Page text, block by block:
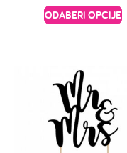
ODABERI OPCIJE